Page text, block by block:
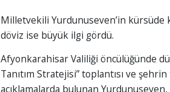
Milletvekili Yurdunuseven’in kürsüde
döviz ise büyük ilgi gördü.
Afyonkarahisar Valiliği öncülüğünde
Tanıtım Stratejisi” toplantısı ve şehrin
açıklamalarda bulunan